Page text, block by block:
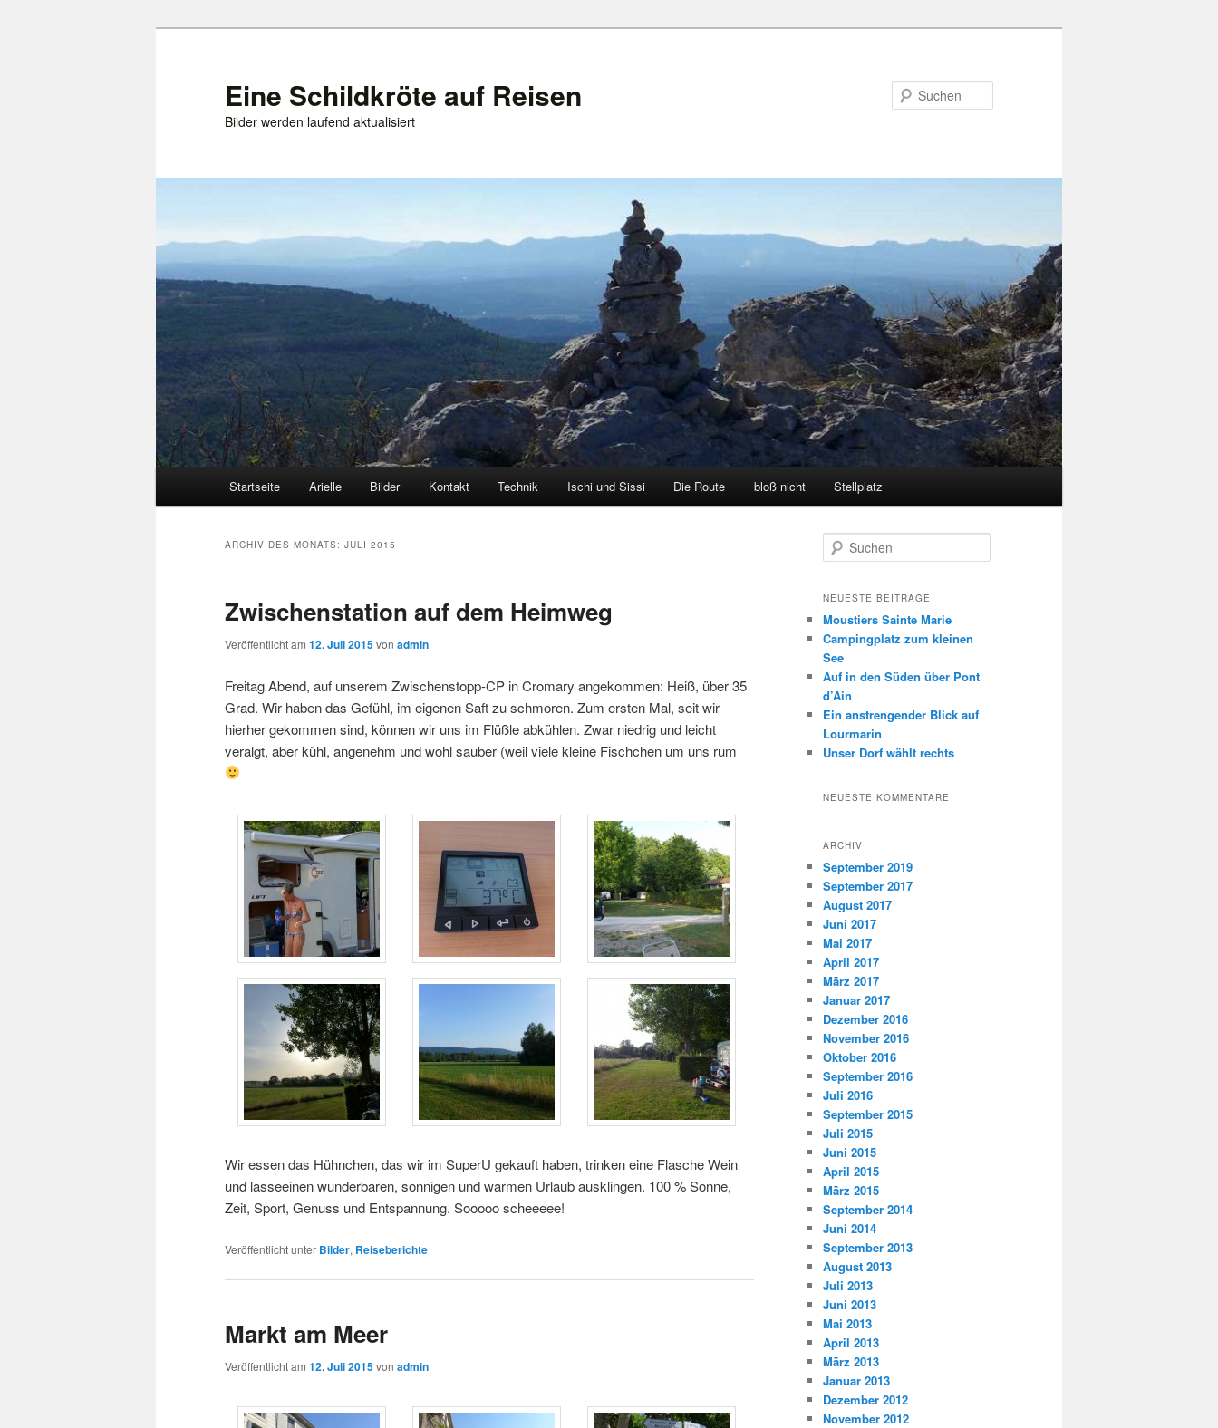
Eine Schildkröte auf Reisen
Bilder werden laufend aktualisiert
Startseite Arielle Bilder Kontakt Technik Ischi und Sissi Die Route bloß nicht Stellplatz
ARCHIV DES MONATS: JULI 2015
Zwischenstation auf dem Heimweg
Veröffentlicht am 12. Juli 2015von admin
Freitag Abend, auf unserem Zwischenstopp-CP in Cromary angekommen: Heiß, über 35
Grad. Wir haben das Gefühl, im eigenen Saft zu schmoren. Zum ersten Mal, seit wir
hierher gekommen sind, können wir uns im Flüßle abkühlen. Zwar niedrig und leicht
veralgt, aber kühl, angenehm und wohl sauber (weil viele kleine Fischchen um uns rum
Wir essen das Hühnchen, das wir im SuperU gekauft haben, trinken eine Flasche Wein
und lasseeinen wunderbaren, sonnigen und warmen Urlaub ausklingen. 100 % Sonne,
Zeit, Sport, Genuss und Entspannung. Sooooo scheeeee!
Veröffentlicht unter Bilder, Reiseberichte
Markt am Meer
Veröffentlicht am 12. Juli 2015von admin
u
h
n
NEUESTE BEITRÄGE
Moustiers Sainte Marie
Campingplatz zum kleinen
See
Auf in den Süden über Pont
d’Ain
Ein anstrengender Blick auf
Lourmarin
Unser Dorf wählt rechts
NEUESTE KOMMENTARE
ARCHIV
September 2019
September 2017
August 2017
Juni 2017
Mai 2017
April 2017
März 2017
Januar 2017
Dezember 2016
November 2016
Oktober 2016
September 2016
Juli 2016
September 2015
Juli 2015
Juni 2015
April 2015
März 2015
September 2014
Juni 2014
September 2013
August 2013
Juli 2013
Juni 2013
Mai 2013
April 2013
März 2013
Januar 2013
Dezember 2012
November 2012